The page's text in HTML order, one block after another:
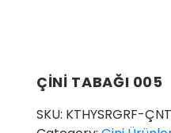
ÇİNİ TABAĞI 005
SKU: KTHYSRGRF-